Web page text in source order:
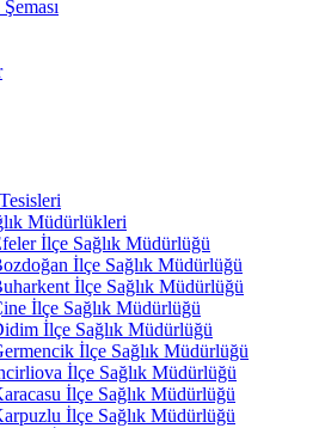
Müdürlükleri
İlçe Sağlık Müdürlüğü
İlçe Sağlık Müdürlüğü
İlçe Sağlık Müdürlüğü
İlçe Sağlık Müdürlüğü
İlçe Sağlık Müdürlüğü
İlçe Sağlık Müdürlüğü
İlçe Sağlık Müdürlüğü
İlçe Sağlık Müdürlüğü
İlçe Sağlık Müdürlüğü